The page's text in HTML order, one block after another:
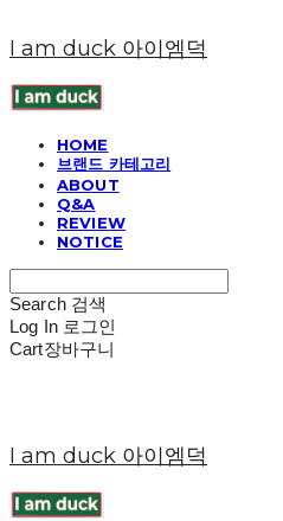
I am duck 아이엠덕
HOME
브랜드 카테고리
ABOUT
Q&A
REVIEW
NOTICE
Search 검색
Log In 로그인
Cart장바구니
I am duck 아이엠덕